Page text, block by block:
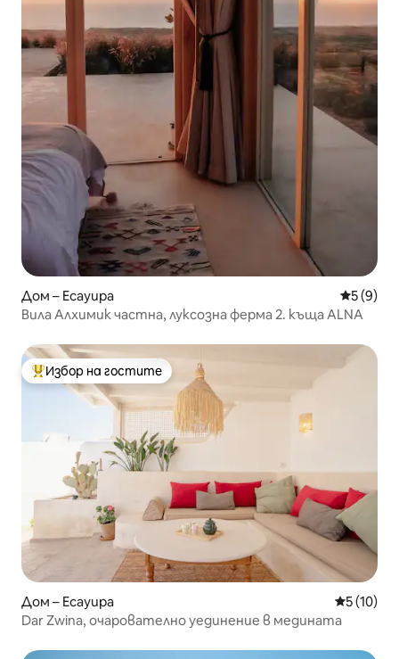
Дом – Есауира Средна
5 (9)
Вила Алхимик частна, луксозна ферма 2. къща ALNA
Най-популярен избор на гостите
Избор на гостите
Дом – Есауира Средна
5 (10)
Dar Zwina, очарователно уединение в медината